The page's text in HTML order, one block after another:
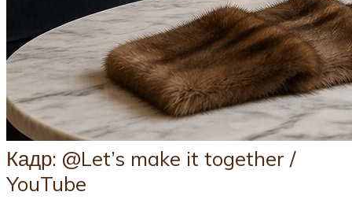
Кадр: @Let’s make it together /
YouTube